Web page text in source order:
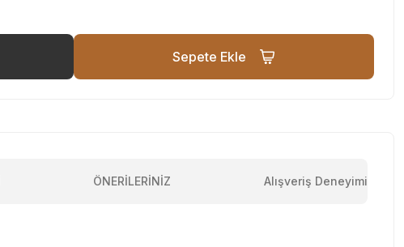
Sepete Ekle
ÖNERİLERİNİZ Alışveriş Deneyimi